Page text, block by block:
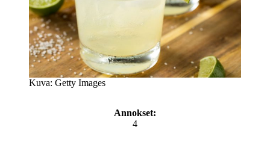
Kuva: Getty Images
Annokset:
4